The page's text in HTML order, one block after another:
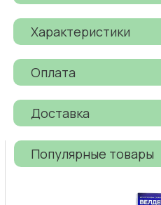
Характеристики
Оплата
Доставка
Популярные товары